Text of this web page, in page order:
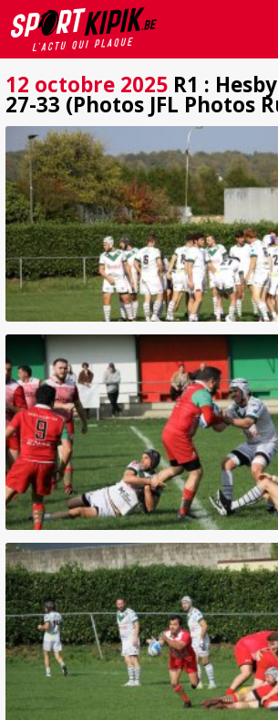
12 octobre 2025 R1 :
27-33 (Photos JFL Photos